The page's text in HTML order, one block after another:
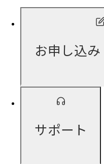
お申し込
サポート